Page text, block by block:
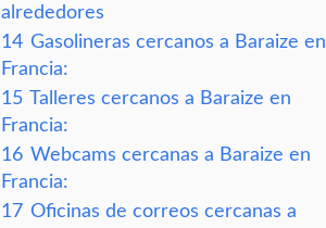
alrededores
14 Gasolineras cercanos a Baraize en
Francia:
15 Talleres cercanos a Baraize en
Francia:
16 Webcams cercanas a Baraize en
Francia:
17 Oficinas de correos cercanas a